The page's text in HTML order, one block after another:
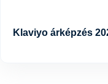
Klaviyo árképzés